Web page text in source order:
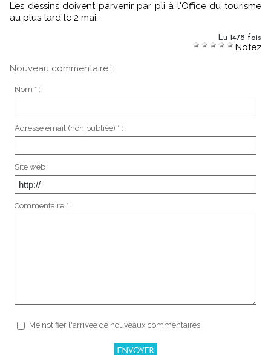
Les dessins doivent parvenir par pli à l'Office du tourisme
au plus tard le 2 mai.
Lu 1478 fois
Notez
Nouveau commentaire :
Nom * :
Adresse email (non publiée) * :
Site web :
Commentaire * :
Me notifier l'arrivée de nouveaux commentaires